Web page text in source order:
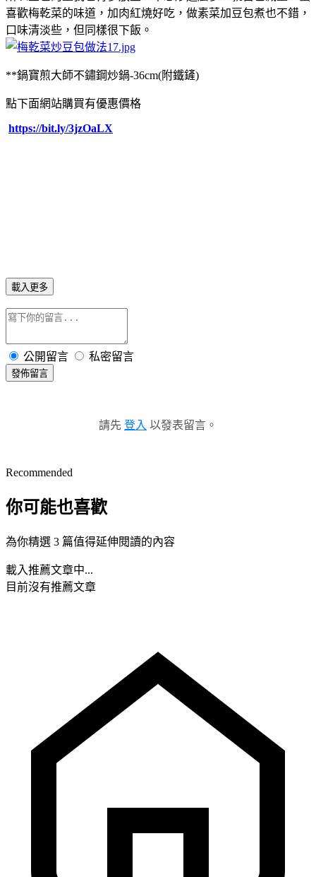
喜歡梅乾菜的味道，加肉紅燒好吃，做素菜加豆包煮也不錯，
口味清淡些，但同樣很下飯。
**鍋寶煎大師不鏽鋼炒鍋-36cm(附鐵鏟)
點下面網站購買有優惠價格
https://bit.ly/3jzOaLX
載入更多
公開留言 私密留言
發佈留言
請先 登入 以發表留言。
Recommended
你可能也喜歡
為你精選 3 篇值得延伸閱讀的內容
載入推薦文章中...
目前沒有推薦文章